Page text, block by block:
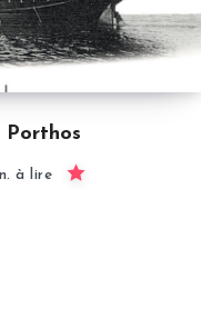
Porthos
à lire